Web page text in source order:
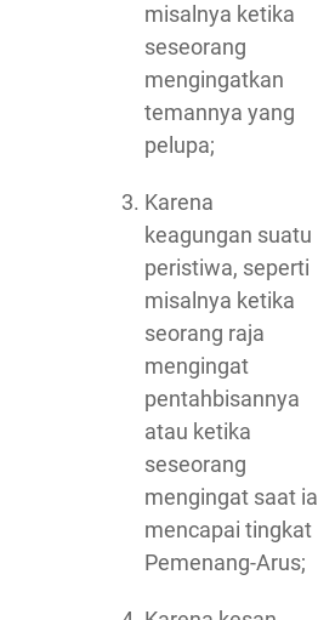
misalnya ketika
seseorang
mengingatkan
temannya yang
pelupa;
Karena
keagungan suatu
peristiwa, seperti
misalnya ketika
seorang raja
mengingat
pentahbisannya
atau ketika
seseorang
mengingat saat ia
mencapai tingkat
Pemenang-Arus;